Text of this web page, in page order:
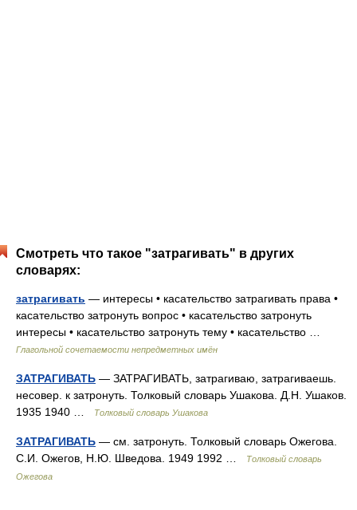
Смотреть что такое "затрагивать" в других
словарях:
затрагивать — интересы • касательство затрагивать права •
касательство затронуть вопрос • касательство затронуть
интересы • касательство затронуть тему • касательство …
Глагольной сочетаемости непредметных имён
ЗАТРАГИВАТЬ — ЗАТРАГИВАТЬ, затрагиваю, затрагиваешь.
несовер. к затронуть. Толковый словарь Ушакова. Д.Н. Ушаков.
1935 1940 …
Толковый словарь Ушакова
ЗАТРАГИВАТЬ — см. затронуть. Толковый словарь Ожегова.
С.И. Ожегов, Н.Ю. Шведова. 1949 1992 …
Толковый словарь
Ожегова